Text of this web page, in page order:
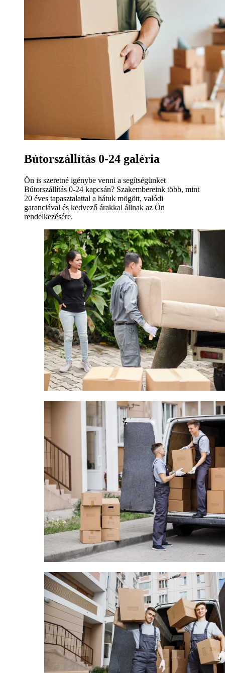
Bútorszállítás 0-24 galéria
Ön is szeretné igénybe venni a segítségünket
Bútorszállítás 0-24 kapcsán? Szakembereink több, mint
20 éves tapasztalattal a hátuk mögött, valódi
garanciával és kedvező árakkal állnak az Ön
rendelkezésére.